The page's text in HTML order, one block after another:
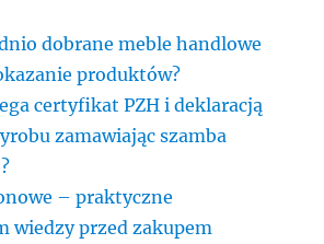
dobrane meble handlowe
produktów?
certyfikat PZH i deklaracją
zamawiając szamba
– praktyczne
wiedzy przed zakupem